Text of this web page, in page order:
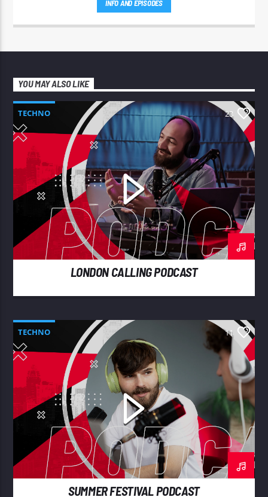
INFO AND EPISODES
YOU MAY ALSO LIKE
TECHNO 23
LONDON CALLING PODCAST
TECHNO 11
SUMMER FESTIVAL PODCAST